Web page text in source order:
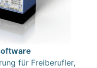
für Freiberufler,